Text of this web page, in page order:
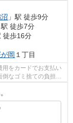
」駅 徒歩9分
駅 徒歩7分
徒歩16分
岡 １丁目
用をカードでお支払い
なゴミ捨ての負担を